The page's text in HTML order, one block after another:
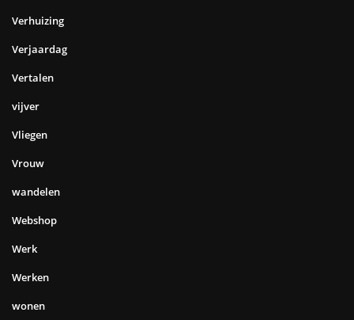
Verhuizing
Verjaardag
Vertalen
vijver
Vliegen
Vrouw
wandelen
Webshop
Werk
Werken
wonen